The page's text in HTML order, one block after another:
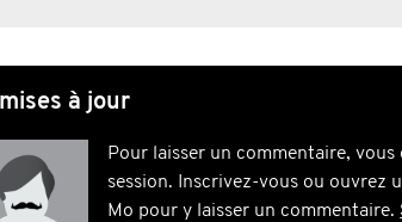
à jour
Pour laisser un commentaire,
session. Inscrivez-vous ou ouvrez
Mo pour y laisser un commentaire.